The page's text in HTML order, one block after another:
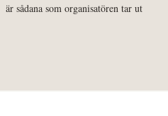
är sådana som organisatören tar ut